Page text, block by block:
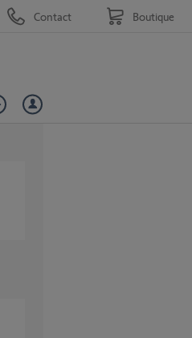
Contact Boutique